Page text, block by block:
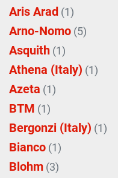
Aris Arad (1)
Arno-Nomo (5)
Asquith (1)
Athena (Italy) (1)
Azeta (1)
BTM (1)
Bergonzi (Italy) (1)
Bianco (1)
Blohm (3)